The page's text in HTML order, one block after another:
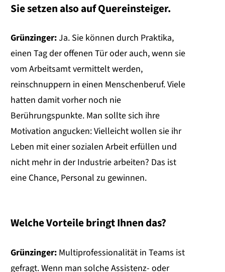
Sie setzen also auf Quereinsteiger.
Grünzinger:Ja. Sie können durch Praktika,
einen Tag der offenen Tür oder auch, wenn sie
vom Arbeitsamt vermittelt werden,
reinschnuppern in einen Menschenberuf. Viele
hatten damit vorher noch nie
Berührungspunkte. Man sollte sich ihre
Motivation angucken: Vielleicht wollen sie ihr
Leben mit einer sozialen Arbeit erfüllen und
nicht mehr in der Industrie arbeiten? Das ist
eine Chance, Personal zu gewinnen.
Welche Vorteile bringt Ihnen das?
Grünzinger: Multiprofessionalität in Teams ist
gefragt. Wenn man solche Assistenz- oder